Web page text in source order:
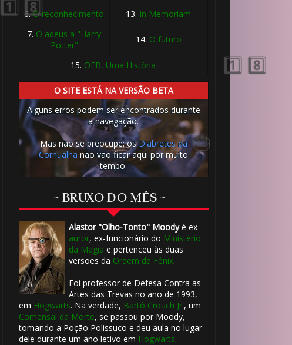
6.O reconhecimento 13. In Memoriam
7. O adeus a "Harry
Potter"
14. O futuro
15. OFB, Uma História
O SITE ESTÁ NA VERSÃO BETA
Alguns erros podem ser encontrados durante
a navegação.
Mas não se preocupe: osDiabretes da
Cornualha não vão ficar aqui por muito
tempo.
~ BRUXO DO MÊS ~
Alastor "Olho-Tonto" Moodyé ex-
auror, ex-funcionário do Ministério
da Magia e pertenceu às duas
versões da Ordem da Fênix.
Foi professor de Defesa Contra as
Artes das Trevas no ano de 1993,
em Hogwarts. Na verdade, Bartô Crouch Jr., um
Comensal da Morte, se passou por Moody,
tomando a Poção Polissuco e deu aula no lugar
dele durante um ano letivo em Hogwarts.